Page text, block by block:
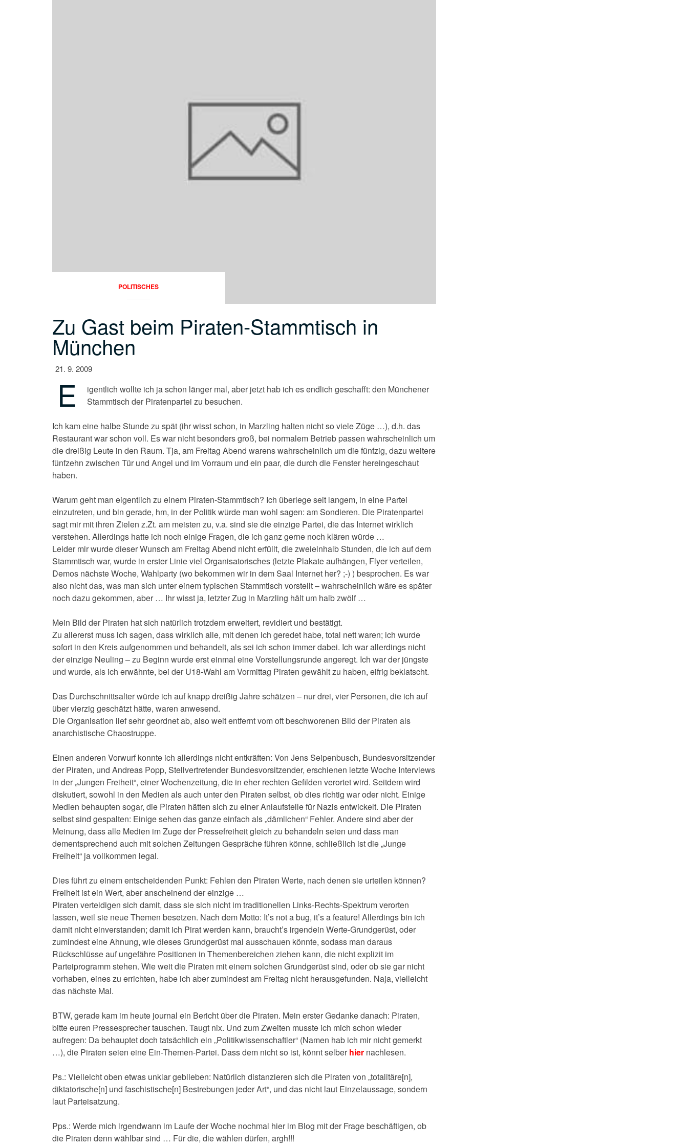
POLITISCHES
Zu Gast beim Piraten-Stammtisch in
München
21. 9. 2009
E
igentlich wollte ich ja schon länger mal, aber jetzt hab ich es endlich geschafft: den Münchener
Stammtisch der Piratenpartei zu besuchen.
Ich kam eine halbe Stunde zu spät (ihr wisst schon, in Marzling halten nicht so viele Züge …), d.h. das
Restaurant war schon voll. Es war nicht besonders groß, bei normalem Betrieb passen wahrscheinlich um
die dreißig Leute in den Raum. Tja, am Freitag Abend warens wahrscheinlich um die fünfzig, dazu weitere
fünfzehn zwischen Tür und Angel und im Vorraum und ein paar, die durch die Fenster hereingeschaut
haben.
Warum geht man eigentlich zu einem Piraten-Stammtisch? Ich überlege seit langem, in eine Partei
einzutreten, und bin gerade, hm, in der Politik würde man wohl sagen: am Sondieren. Die Piratenpartei
sagt mir mit ihren Zielen z.Zt. am meisten zu, v.a. sind sie die einzige Partei, die das Internet wirklich
verstehen. Allerdings hatte ich noch einige Fragen, die ich ganz gerne noch klären würde …
Leider mir wurde dieser Wunsch am Freitag Abend nicht erfüllt, die zweieinhalb Stunden, die ich auf dem
Stammtisch war, wurde in erster Linie viel Organisatorisches (letzte Plakate aufhängen, Flyer verteilen,
Demos nächste Woche, Wahlparty (wo bekommen wir in dem Saal Internet her? ;-) ) besprochen. Es war
also nicht das, was man sich unter einem typischen Stammtisch vorstellt – wahrscheinlich wäre es später
noch dazu gekommen, aber … Ihr wisst ja, letzter Zug in Marzling hält um halb zwölf …
Mein Bild der Piraten hat sich natürlich trotzdem erweitert, revidiert und bestätigt.
Zu allererst muss ich sagen, dass wirklich alle, mit denen ich geredet habe, total nett waren; ich wurde
sofort in den Kreis aufgenommen und behandelt, als sei ich schon immer dabei. Ich war allerdings nicht
der einzige Neuling – zu Beginn wurde erst einmal eine Vorstellungsrunde angeregt. Ich war der jüngste
und wurde, als ich erwähnte, bei der U18-Wahl am Vormittag Piraten gewählt zu haben, eifrig beklatscht.
Das Durchschnittsalter würde ich auf knapp dreißig Jahre schätzen – nur drei, vier Personen, die ich auf
über vierzig geschätzt hätte, waren anwesend.
Die Organisation lief sehr geordnet ab, also weit entfernt vom oft beschworenen Bild der Piraten als
anarchistische Chaostruppe.
Einen anderen Vorwurf konnte ich allerdings nicht entkräften: Von Jens Seipenbusch, Bundesvorsitzender
der Piraten, und Andreas Popp, Stellvertretender Bundesvorsitzender, erschienen letzte Woche Interviews
in der „Jungen Freiheit“, einer Wochenzeitung, die in eher rechten Gefilden verortet wird. Seitdem wird
diskutiert, sowohl in den Medien als auch unter den Piraten selbst, ob dies richtig war oder nicht. Einige
Medien behaupten sogar, die Piraten hätten sich zu einer Anlaufstelle für Nazis entwickelt. Die Piraten
selbst sind gespalten: Einige sehen das ganze einfach als „dämlichen“ Fehler. Andere sind aber der
Meinung, dass alle Medien im Zuge der Pressefreiheit gleich zu behandeln seien und dass man
dementsprechend auch mit solchen Zeitungen Gespräche führen könne, schließlich ist die „Junge
Freiheit“ ja vollkommen legal.
Dies führt zu einem entscheidenden Punkt: Fehlen den Piraten Werte, nach denen sie urteilen können?
Freiheit ist ein Wert, aber anscheinend der einzige …
Piraten verteidigen sich damit, dass sie sich nicht im traditionellen Links-Rechts-Spektrum verorten
lassen, weil sie neue Themen besetzen. Nach dem Motto: It’s not a bug, it’s a feature! Allerdings bin ich
damit nicht einverstanden; damit ich Pirat werden kann, braucht’s irgendein Werte-Grundgerüst, oder
zumindest eine Ahnung, wie dieses Grundgerüst mal ausschauen könnte, sodass man daraus
Rückschlüsse auf ungefähre Positionen in Themenbereichen ziehen kann, die nicht explizit im
Parteiprogramm stehen. Wie weit die Piraten mit einem solchen Grundgerüst sind, oder ob sie gar nicht
vorhaben, eines zu errichten, habe ich aber zumindest am Freitag nicht herausgefunden. Naja, vielleicht
das nächste Mal.
BTW, gerade kam im heute journal ein Bericht über die Piraten. Mein erster Gedanke danach: Piraten,
bitte euren Pressesprecher tauschen. Taugt nix. Und zum Zweiten musste ich mich schon wieder
aufregen: Da behauptet doch tatsächlich ein „Politikwissenschaftler“ (Namen hab ich mir nicht gemerkt
…), die Piraten seien eine Ein-Themen-Partei. Dass dem nicht so ist, könnt selber hier nachlesen.
Ps.: Vielleicht oben etwas unklar geblieben: Natürlich distanzieren sich die Piraten von „totalitäre[n],
diktatorische[n] und faschistische[n] Bestrebungen jeder Art“, und das nicht laut Einzelaussage, sondern
laut Parteisatzung.
Pps.: Werde mich irgendwann im Laufe der Woche nochmal hier im Blog mit der Frage beschäftigen, ob
die Piraten denn wählbar sind … Für die, die wählen dürfen, argh!!!